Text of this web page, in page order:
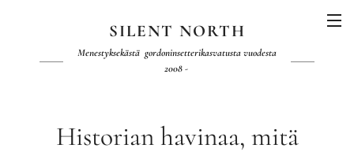
SILENT NORTH
Menestyksekästä gordoninsetterikasvatusta vuodesta
2008 -
Historian havinaa, mitä